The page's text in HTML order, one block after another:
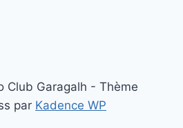
Club Garagalh - Thème
par Kadence WP